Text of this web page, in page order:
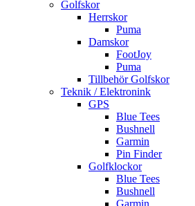
Golfskor
Herrskor
Puma
Damskor
FootJoy
Puma
Tillbehör Golfskor
Teknik / Elektronink
GPS
Blue Tees
Bushnell
Garmin
Pin Finder
Golfklockor
Blue Tees
Bushnell
Garmin